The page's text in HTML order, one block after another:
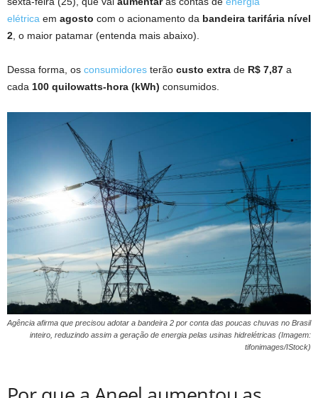
elétrica em agosto com o acionamento da bandeira tarifária nível
2 , o maior patamar (entenda mais abaixo).
Dessa forma, os consumidores terão custo extra de R$ 7,87 a
cada 100 quilowatts-hora (kWh) consumidos.
Agência afirma que precisou adotar a bandeira 2 por conta das poucas chuvas no Brasil
inteiro, reduzindo assim a geração de energia pelas usinas hidrelétricas (Imagem:
tifonimages/IStock)